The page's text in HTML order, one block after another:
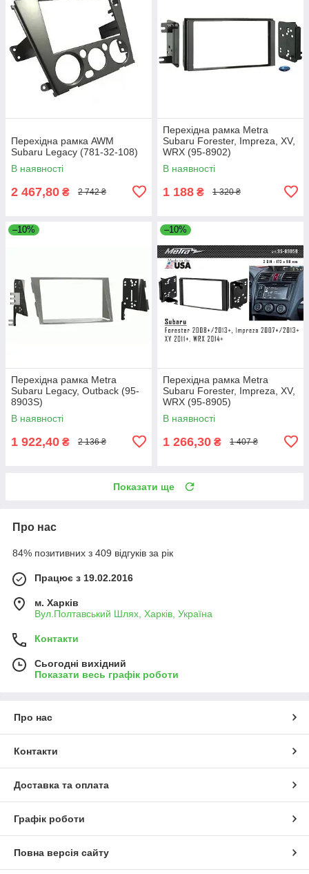
Перехідна рамка AWM
Subaru Legacy (781-32-108)
В наявності
2 467,80 ₴ 2 742 ₴
Перехідна рамка Metra
Subaru Forester, Impreza, XV,
WRX (95-8902)
В наявності
1 188 ₴ 1 320 ₴
–10%
Перехідна рамка Metra
Subaru Legacy, Outback (95-
8903S)
В наявності
1 922,40 ₴ 2 136 ₴
–10%
Перехідна рамка Metra
Subaru Forester, Impreza, XV,
WRX (95-8905)
В наявності
1 266,30 ₴ 1 407 ₴
Показати ще
Про нас
84% позитивних з 409 відгуків за рік
Працює з 19.02.2016
м. Харків
Вул.Полтавський Шлях, Харків, Україна
Контакти
Сьогодні вихідний
Показати весь графік роботи
Про нас
Контакти
Доставка та оплата
Графік роботи
Повна версія сайту